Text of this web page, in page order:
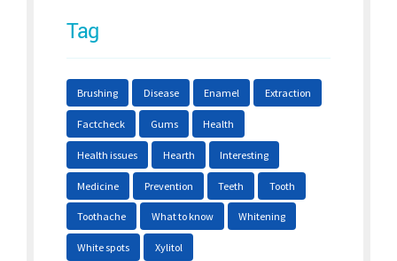
Tag
Brushing Disease Enamel Extraction
Factcheck Gums Health
Health issues Hearth Interesting
Medicine Prevention Teeth Tooth
Toothache What to know Whitening
White spots Xylitol